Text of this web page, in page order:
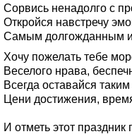
Сорвись ненадолго с
Откройся навстречу
Самым долгожданным
Хочу пожелать тебе
Веселого нрава,
Всегда оставайся
Цени достижения,
И отметь этот